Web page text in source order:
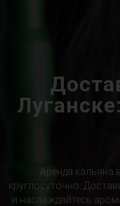
Аренда кальяна
круглосуточно.
и наслаждайтесь